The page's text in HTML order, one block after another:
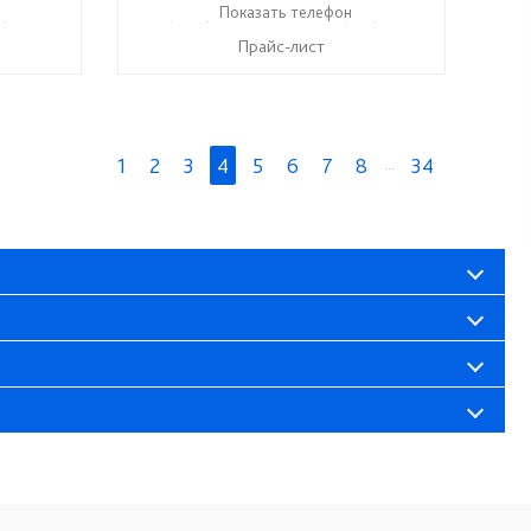
825-33-33 +7 (8422) 52-27-67 ☎+7 (937) 276-37-74
Показать телефон
Прайс-лист
1 2 3 4 5 6 7 8 ... 34